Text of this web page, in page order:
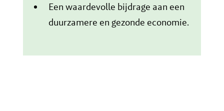
Een waardevolle bijdrage aan een
duurzamere en gezonde economie.